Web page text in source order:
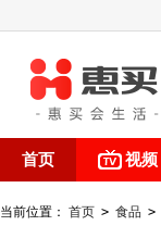
首页 视频
当前位置： 首页 > 食品 >